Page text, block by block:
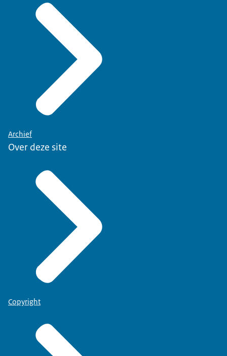
Archief
Over deze site
Copyright